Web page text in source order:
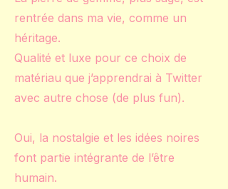
rentrée dans ma vie, comme un
héritage.
Qualité et luxe pour ce choix de
matériau que j’apprendrai à Twitter
avec autre chose (de plus fun).
Oui, la nostalgie et les idées noires
font partie intégrante de l’être
humain.